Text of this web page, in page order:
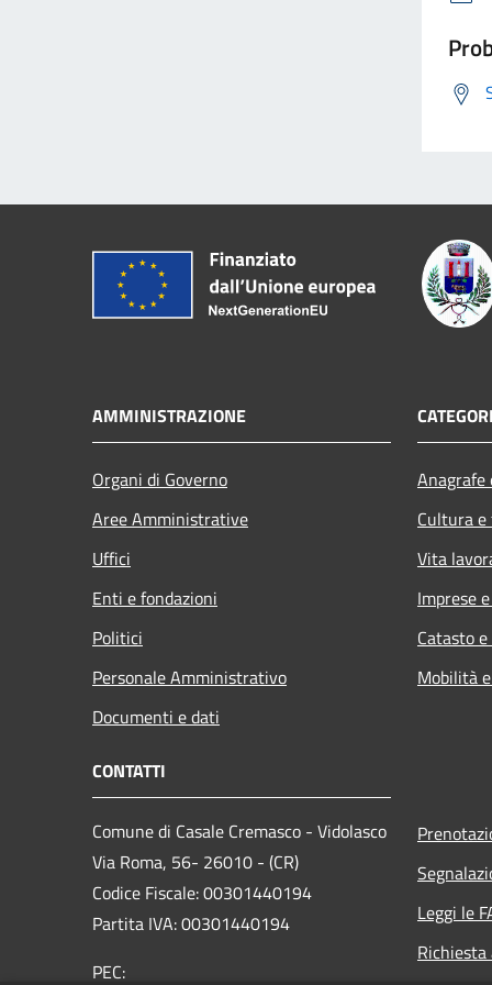
AMMINISTRAZIONE
Organi di Governo
Aree Amministrative
Uffici
Enti e fondazioni
Politici
Personale Amministrativo
Documenti e dati
Cultura
Vita
Imprese
Catasto
Mobilità
CONTATTI
Comune di Casale Cremasco - Vidolasco
Via Roma, 56- 26010 - (CR)
Codice Fiscale: 00301440194
Partita IVA: 00301440194
PEC:
Leggi le